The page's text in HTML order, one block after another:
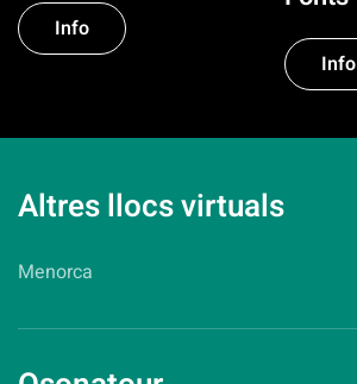
Info
Info
Altres llocs virtuals
Menorca